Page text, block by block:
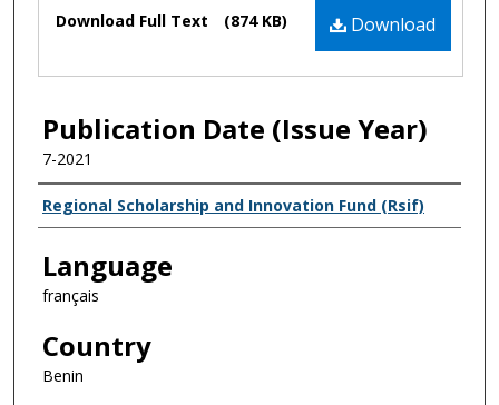
Files Download
Download Full Text (874 KB)
Publication Date (Issue Year)
7-2021
Name of Author
Regional Scholarship and Innovation Fund (Rsif)
Language
français
Country
Benin